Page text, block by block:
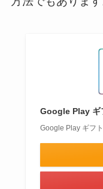
Google Play ギ
Google Play ギフ